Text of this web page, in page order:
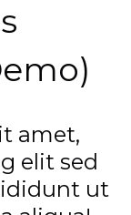
amet,
elit sed
ut